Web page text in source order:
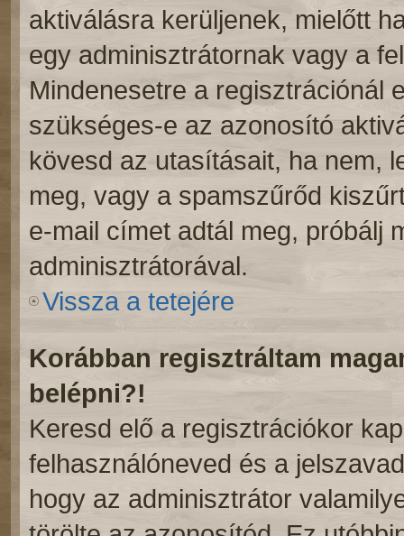
aktiválásra kerüljenek, mielőtt
egy adminisztrátornak vagy a
Mindenesetre a regisztrációnál
szükséges-e az azonosító
kövesd az utasításait, ha nem,
meg, vagy a spamszűrőd
e-mail címet adtál meg, próbálj
adminisztrátorával.
Vissza a tetejére
Korábban regisztráltam
belépni?!
Keresd elő a regisztrációkor
felhasználóneved és a
hogy az adminisztrátor